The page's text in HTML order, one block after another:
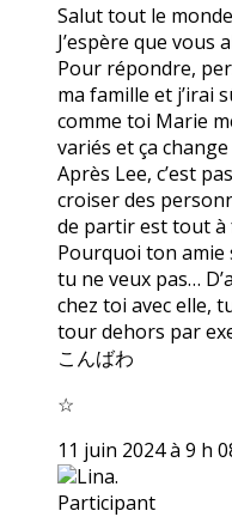
Salut tout le
J’espère que vous
Pour répondre,
ma famille et j’irai
comme toi Marie
variés et ça
Après Lee, c’est
croiser des
de partir est tout à
Pourquoi ton amie
tu ne veux pas…
chez toi avec elle,
tour dehors par
こんばわ
☆
11 juin 2024 à 9 h
Lina.
Participant